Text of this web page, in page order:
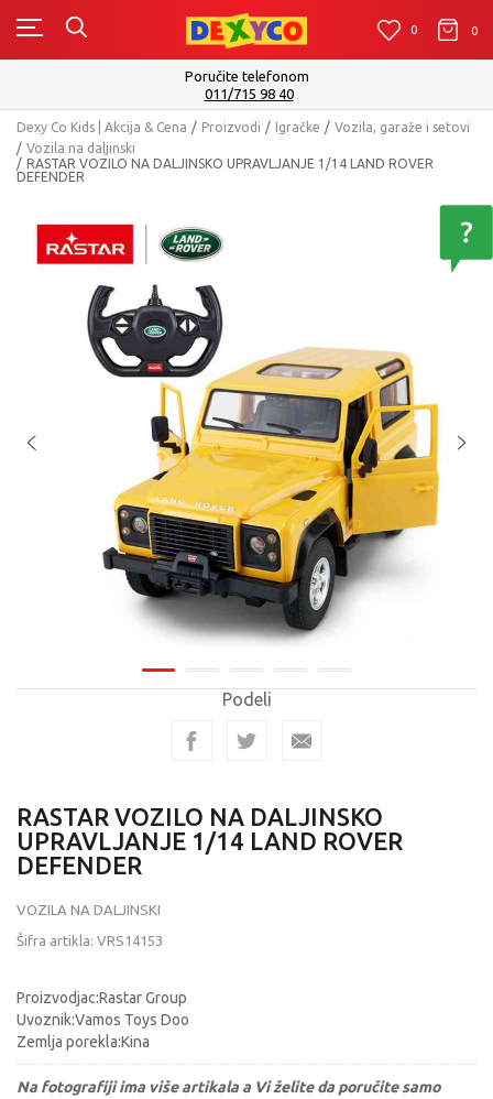
0 0 0
Poručite telefonom
011/715 98 40
Dexy Co Kids | Akcija & Cena Proizvodi Igračke
Vozila, garaže i setovi
Vozila na daljinski
RASTAR VOZILO NA DALJINSKO UPRAVLJANJE 1/14 LAND ROVER
DEFENDER
Podeli
RASTAR VOZILO NA DALJINSKO
UPRAVLJANJE 1/14 LAND ROVER
DEFENDER
VOZILA NA DALJINSKI
Šifra artikla: VRS14153
Proizvodjac:Rastar Group
Uvoznik:Vamos Toys Doo
Zemlja porekla:Kina
Na fotografiji ima više artikala a Vi želite da poručite samo